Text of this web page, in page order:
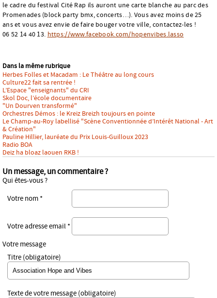
le cadre du festival Cité Rap ils auront une carte blanche au parc des
Promenades (block party bmx, concerts…). Vous avez moins de 25
ans et vous avez envie de faire bouger votre ville, contactez-les !
06 52 14 40 13. https://www.facebook.com/hopenvibes.lasso
Dans la même rubrique
Herbes Folles et Macadam : Le Théâtre au long cours
Culture22 fait sa rentrée !
L’Espace "enseignants" du CRI
Skol Doc, l’école documentaire
"Un Dourven transformé"
Orchestres Démos : le Kreiz Breizh toujours en pointe
Le Champ-au-Roy labellisé "Scène Conventionnée d’Intérêt National - Art
& Création"
Pauline Hillier, lauréate du Prix Louis-Guilloux 2023
Radio BOA
Deiz ha bloaz laouen RKB !
Un message, un commentaire ?
Qui êtes-vous ?
Votre nom *
Votre adresse email *
Votre message
Titre (obligatoire)
Texte de votre message (obligatoire)